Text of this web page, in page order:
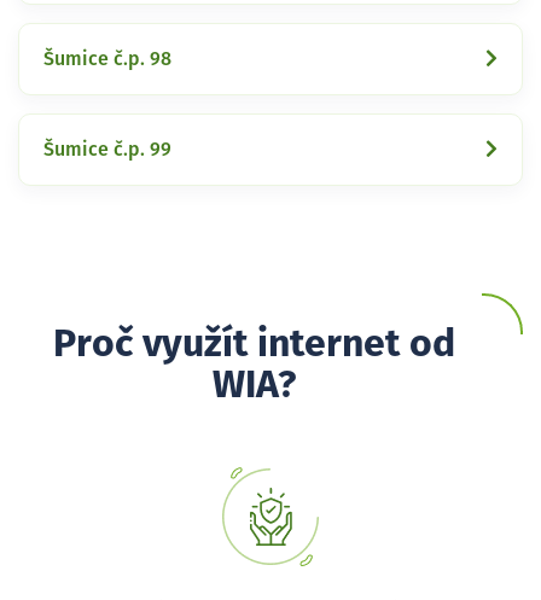
Šumice č.p. 98
Šumice č.p. 99
Proč využít internet od
WIA?